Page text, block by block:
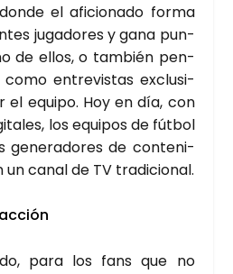
el afi­cio­na­do for­ma
juga­do­res y gana pun­
de ellos, o tam­bién pen­
entre­vis­tas exclu­si­
el equi­po. Hoy en día, con
los equi­pos de fút­bol
gene­ra­do­res de con­te­ni­
un canal de TV tra­di­cio­nal.
para los fans que no